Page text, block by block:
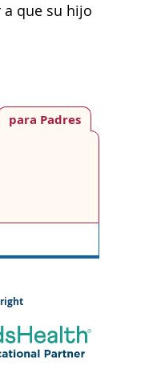
que su hijo
para Padres